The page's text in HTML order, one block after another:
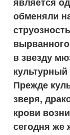
является
обменяли
в звезду
культурный
Прежде
зверя,
крови
сегодня же